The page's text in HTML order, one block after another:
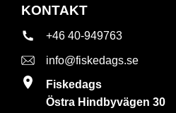
KONTAKT
+46 40-949763
info@fiskedags.se
Fiskedags
Östra Hindbyvägen 30